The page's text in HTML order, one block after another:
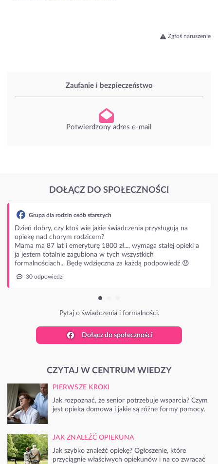
Zaufanie i bezpieczeństwo
Potwierdzony adres e-mail
Zgłoś naruszenie
DOŁĄCZ DO SPOŁECZNOŚCI
dla rodzin osób starszych
czy ktoś wie jakie świadczenia przysługują na
chorym rodzicem?
87 lat i emeryturę 1800 zł..., wymaga stałej opieki a
totalnie zagubiona w tych wszystkich
Będę wdzięczna za każdą podpowiedź 😓
Pytaj o świadczenia i formalności.
Dołącz do społeczności
CZYTAJ W CENTRUM WIEDZY
PIERWSZE KROKI
Jak rozpoznać, że senior potrzebuje wsparcia? Czym
jest opieka domowa i jakie są różne formy pomocy.
JAK ZNALEŹĆ OPIEKUNA
Jak szybko znaleźć opiekę? Ogłoszenie, które
przyciągnie właściwych opiekunów i na co zwracać